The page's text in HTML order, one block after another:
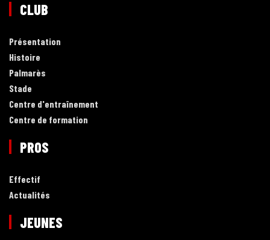
CLUB
Présentation
Histoire
Palmarès
Stade
Centre d'entraînement
Centre de formation
PROS
Effectif
Actualités
JEUNES